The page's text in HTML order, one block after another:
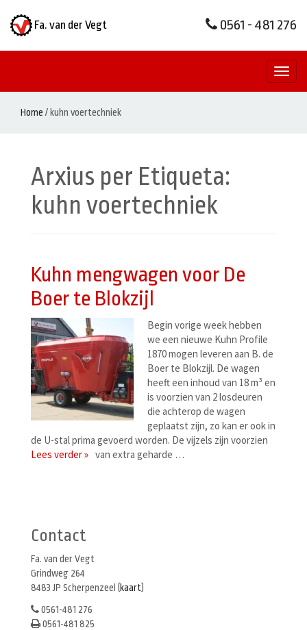
Fa. van der Vegt 0561 - 481 276
Home /kuhn voertechniek
Arxius per Etiqueta:
kuhn voertechniek
Kuhn mengwagen voor De
Boer te Blokzijl
Begin vorige week hebben
we een nieuwe Kuhn Profile
1870 mogen leveren aan B. de
Boer te Blokzijl. De wagen
heeft een inhoud van 18 m³ en
is voorzien van 2 losdeuren
die achterop de wagen
geplaatst zijn, zo kan er ook in
de U-stal prima gevoerd worden. De vijzels zijn voorzien
van extra geharde …
Lees verder »
Contact
Fa. van der Vegt
Grindweg 264
8483 JP Scherpenzeel (
kaart
0561-481 276
0561-481 825